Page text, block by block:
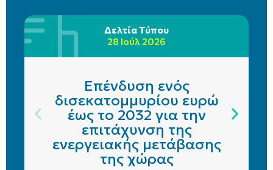
Δελτία Τύπου
28 Ιούλ 2026
Επένδυση ενός
δισεκατομμυρίου ευρώ
έως το 2032 για την
επιτάχυνση της
ενεργειακής μετάβασης
της χώρας